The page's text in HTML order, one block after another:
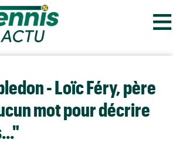
≡
- Loïc Féry, père
mot pour décrire